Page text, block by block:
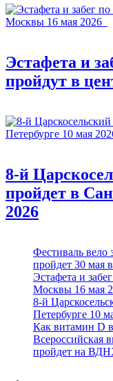
Эстафета и
пройдут в
8-й
пройдет в
2026
Фестиваль вело
пройдет 30 мая
Эстафета и
Москвы 16 мая
8-й
Петербурге 10
Как витамин D
пройдет на